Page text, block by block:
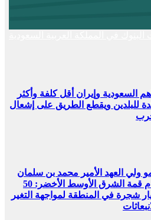
السعودية وإيران أقل كلفة وأكثر
للبلدين ويقطع الطريق على إشعال
ولي العهد الأمير محمد بن سلمان
أمام قمة الشرق الأوسط الأخضر: 50
شجرة في المنطقة لمواجهة التغير